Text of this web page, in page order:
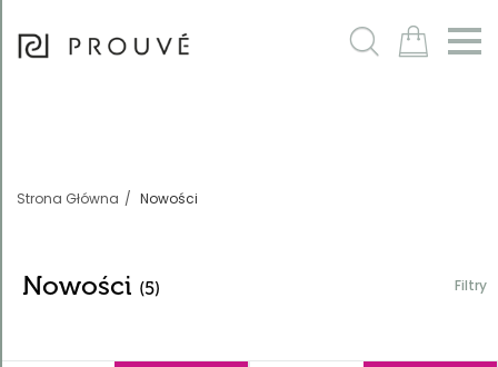
m
Strona Główna Nowości
Nowości (5) Filtry
Filtry